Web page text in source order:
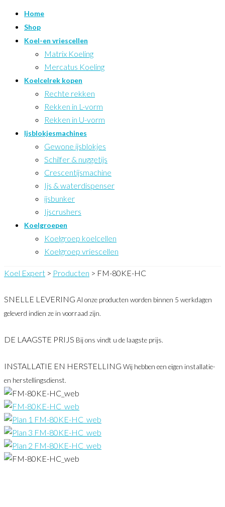
Home
Shop
Koel-en vriescellen
Matrix Koeling
Mercatus Koeling
Koelcelrek kopen
Rechte rekken
Rekken in L-vorm
Rekken in U-vorm
Ijsblokjesmachines
Gewone ijsblokjes
Schilfer & nuggetijs
Crescentijsmachine
Ijs & waterdispenser
ijsbunker
Ijscrushers
Koelgroepen
Koelgroep koelcellen
Koelgroep vriescellen
Koel Expert > Producten > FM-80KE-HC
SNELLE LEVERING Al onze producten worden binnen 5 werkdagen
geleverd indien ze in voorraad zijn.
DE LAAGSTE PRIJS Bij ons vindt u de laagste prijs.
INSTALLATIE EN HERSTELLING Wij hebben een eigen installatie-
en herstellingsdienst.